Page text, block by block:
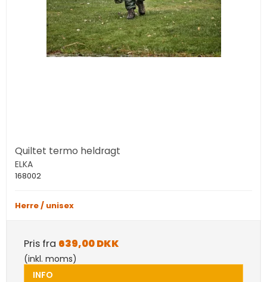
Quiltet termo heldragt
ELKA
168002
Herre / unisex
Pris fra 639,00 DKK
(inkl. moms)
INFO